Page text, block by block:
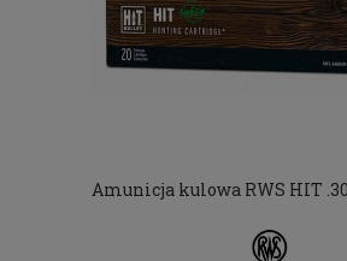
Amunicja kulowa RWS HIT